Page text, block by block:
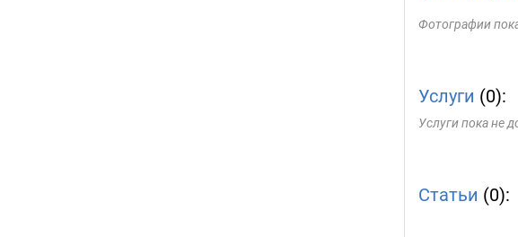
Фотографии
Услуги (0):
Услуги пока не
Статьи (0):